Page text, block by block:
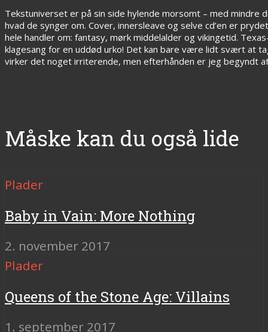
Tekstuniverset er på sin side hylende morsomt – med
hvad de synger om. Cover, innersleave og selve cd’en er
hele handler om: fantasy, mørk middelalder og vikingetid.
klagesang for en uddød urko! Det kan bare være lidt svært at
virker det noget irriterende, men efterhånden er jeg begyndt
Måske kan du også lide
Plader
Baby in Vain: More Nothing
2. november 2017
Plader
Queens of the Stone Age: Villains
1. september 2017